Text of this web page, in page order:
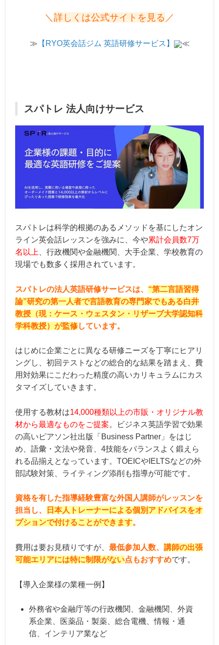
＼詳しくは公式サイトを見る ／
≫ 【RYO英会話ジム 英語研修サービス】 ≪
スパトレ 法人向けサービス
スパトレは科学的根拠のあるメソッドを基にしたオン
ライン英会話レッスンを強みに、今や累計会員数7万
名以上
、行政機関や金融機関、大手企業、学校教育の
現場でも数多く採用されています。
スパトレの法人英語研修サービスは、 “第二言語習得
論”研究の第一人者で言語教育の専門家でもある白井
教授（現：ケース・ウェスタン・リザーブ大学認知科
学科教授）が監修しています。
はじめに企業ごとに異なる研修ニーズを丁寧にヒアリ
ングし、初回テストなどの総合的な結果を踏まえ、費
用対効果にこだわった精度の高いカリキュラムにカス
タマイズしていきます。
使用する教材は14,000種類以上の市販・オリジナル教
材から最適なものをご提案。ビジネス英語学習で効果
の高いピアソン社出版「Business Partner」をはじ
め、語彙・文法や発音、4技能をバランスよく鍛えら
れる品揃えとなっています。TOEICやIELTSなどの外
部試験対策、ライティング添削も指導が可能です。
資格を有した指導経験豊富な外国人講師がレッスンを
担当し、
日本人トレーナーによる個別アドバイスをオ
プションで付けることができます。
費用は要お見積りですが、 最低参加人数、 講師の出張
可能エリアには特に制限がない点もおすすめです。
【導入企業様の業種一例】
外務省や金融庁等の行政機関、金融機関、外資
系企業、医薬品・製薬、総合電機、情報・通
信、インテリア業など